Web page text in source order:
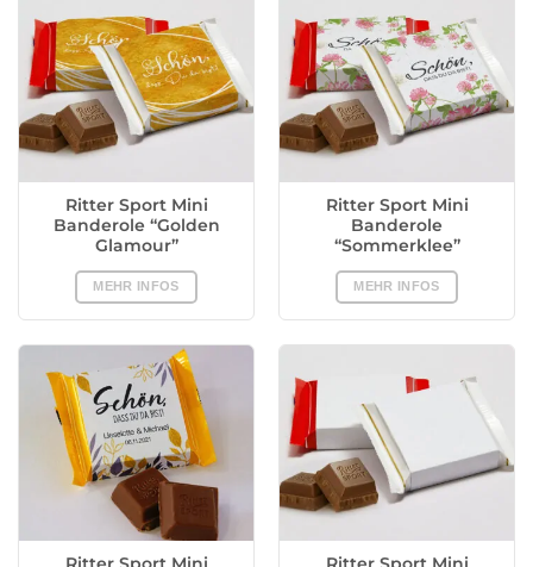
Ritter Sport Mini
Banderole “Golden
Glamour”
MEHR INFOS
Ritter Sport Mini
Banderole
“Sommerklee”
MEHR INFOS